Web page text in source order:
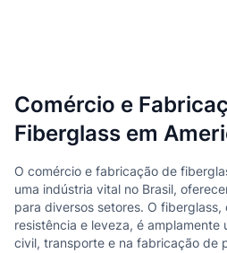
Comércio e
Fiberglass em
O comércio e fabricação de
uma indústria vital no Brasil,
para diversos setores. O fiberglass,
resistência e leveza, é amplamente
civil, transporte e na fabricação de